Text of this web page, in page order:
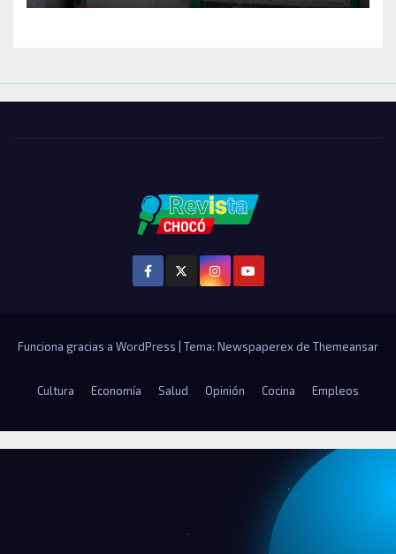
Funciona gracias a WordPress Tema: Newspaperex de Themeansar
Cultura Economía Salud Opinión Cocina Empleos